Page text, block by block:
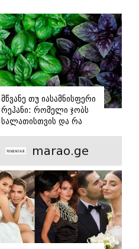
სტეიკისა და
მწვადისთვის
მწვანე თუ იასამნისფერი
რეჰანი: რომელი ჯობს
სალათისთვის და რა
marao.ge